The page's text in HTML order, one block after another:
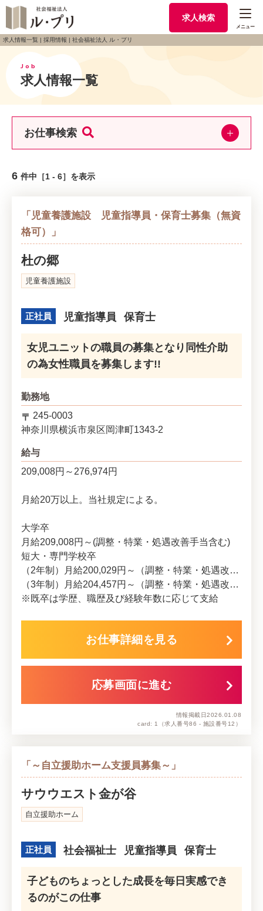
求人検索
メニュー
求人情報一覧 | 採用情報 | 社会福祉法人 ル・プリ
Job
求人情報一覧
お仕事検索
6 件中［1 - 6］を表示
「児童養護施設 児童指導員・保育士募集（無資
格可）」
杜の郷
児童養護施設
正社員 児童指導員 保育士
女児ユニットの職員の募集となり同性介助
の為女性職員を募集します!!
勤務地
245-0003
神奈川県横浜市泉区岡津町1343-2
給与
209,008円～276,974円
月給20万以上。当社規定による。
大学卒
月給209,008円～(調整・特業・処遇改善手当含む)
短大・専門学校卒
（2年制）月給200,029円～（調整・特業・処遇改善手当含む）
（3年制）月給204,457円～（調整・特業・処遇改善手当含む）
※既卒は学歴、職歴及び経験年数に応じて支給
お仕事詳細を見る
応募画面に進む
情報掲載日2026.01.08
card: 1
（求人番号86 - 施設番号12）
「～自立援助ホーム支援員募集～」
サウウエスト金が谷
自立援助ホーム
正社員 社会福祉士 児童指導員 保育士
子どものちょっとした成長を毎日実感でき
るのがこの仕事